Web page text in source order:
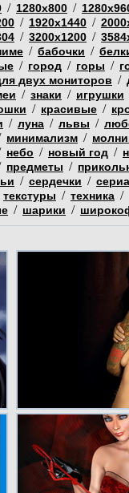
/ 1280х800 /
/ 1920х1440 /
/ 3200х1200 /
/ бабочки /
/ город / горы /
двух мониторов /
/ знаки / игрушки
/ красивые /
/ луна / львы /
минимализм /
небо / новый год /
предметы /
/ сердечки /
текстуры / техника /
/ шарики /